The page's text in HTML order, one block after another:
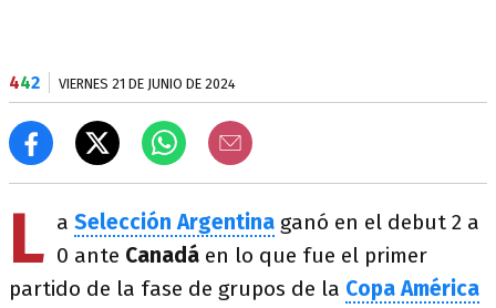
442 VIERNES 21 DE JUNIO DE 2024
L a Selección Argentina ganó en el debut 2 a
0 ante Canadá en lo que fue el primer
partido de la fase de grupos de la Copa América